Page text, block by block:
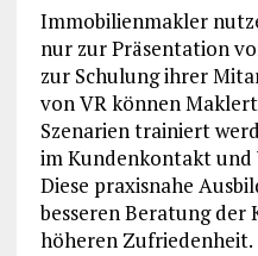
Immobilienmakler
nur zur Präsentation
zur Schulung ihrer
von VR können
Szenarien trainiert
im Kundenkontakt und
Diese praxisnahe
besseren Beratung der
höheren Zufriedenheit.